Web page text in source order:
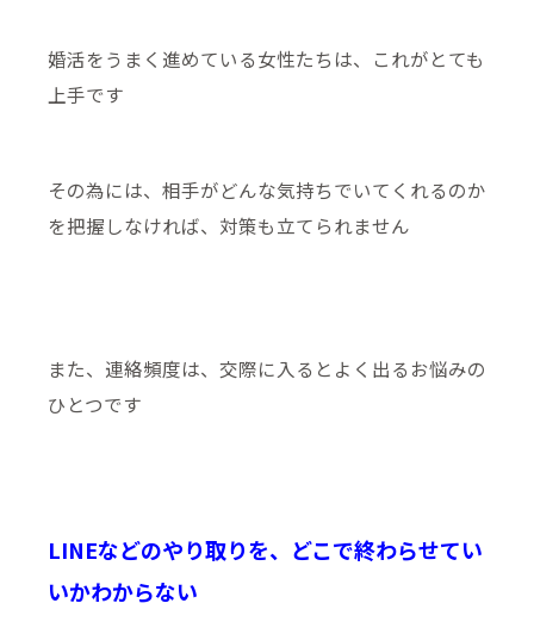
婚活をうまく進めている女性たちは、これがとても
上手です
その為には、相手がどんな気持ちでいてくれるのか
を把握しなければ、対策も立てられません
また、連絡頻度は、交際に入るとよく出るお悩みの
ひとつです
LINEなどのやり取りを、どこで終わらせてい
いかわからない